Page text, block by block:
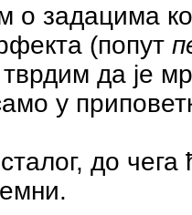
о задацима
(попут
да је
у
до